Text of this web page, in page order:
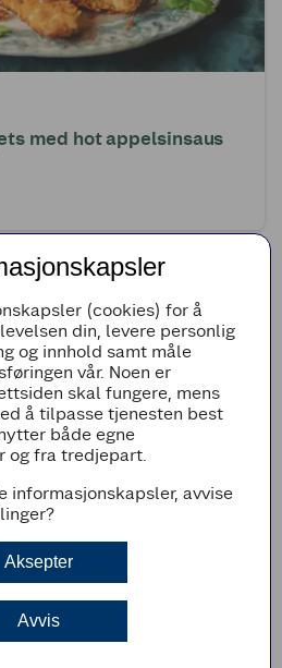
med hot appelsinsaus
(cookies) for å
din, levere personlig
og innhold samt måle
vår. Noen er
skal fungere, mens
å tilpasse tjenesten best
både egne
og fra tredjepart.
informasjonskapsler, avvise
Aksepter
Avvis